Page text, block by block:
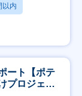
以内
ート【ポテ
プロジェク